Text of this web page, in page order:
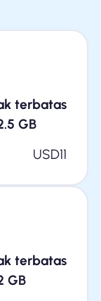
terbatas
GB
USD11
terbatas
GB